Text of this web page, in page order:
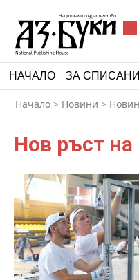
НАЧАЛО ЗА
Начало > Новини >
Нов ръст на